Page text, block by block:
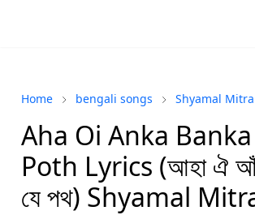
Home bengali songs Shyamal Mitra
Aha Oi Anka Banka
Poth Lyrics (আহা ঐ
যে পথ) Shyamal